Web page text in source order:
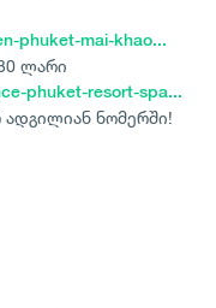
phuket-mai-khao...
ლარი
phuket-resort-spa...
ნომერში!